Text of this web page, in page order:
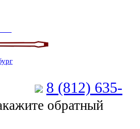
8 (812) 635-
обратный